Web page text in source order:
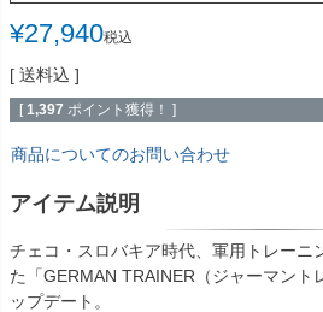
¥27,940税込
送料込
[ 1,397 ポイント獲得！ ]
商品についてのお問い合わせ
アイテム説明
チェコ・スロバキア時代、軍用トレーニ
た「GERMAN TRAINER（ジャーマント
ップデート。